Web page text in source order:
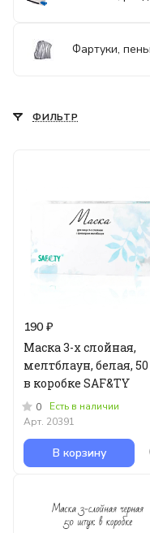
Фартуки,
ФИЛЬТР
190 ₽
Маска 3-х слойная,
мелтблаун, белая,
в коробке SAF&TY
0
Есть в наличии
Арт. 20391
В корзину